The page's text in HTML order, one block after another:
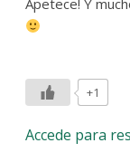
Apetece! Y
+1
Accede para